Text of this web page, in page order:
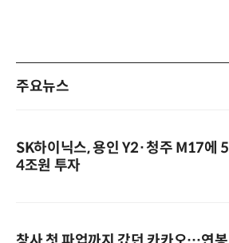
주요뉴스
SK하이닉스, 용인 Y2·청주 M17에 5
4조원 투자